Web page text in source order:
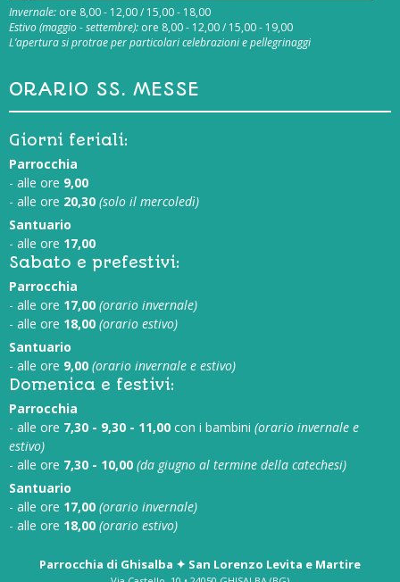
Invernale: ore 8,00 - 12,00 / 15,00 - 18,00
Estivo (maggio - settembre): ore 8,00 - 12,00 / 15,00 - 19,00
L’apertura si protrae per particolari celebrazioni e pellegrinaggi
ORARIO SS. MESSE
Giorni feriali:
Parrocchia
- alle ore 9,00
- alle ore 20,30 (solo il mercoledì)
Santuario
- alle ore 17,00
Sabato e prefestivi:
Parrocchia
- alle ore 17,00 (orario invernale)
- alle ore 18,00 (orario estivo)
Santuario
- alle ore 9,00 (orario invernale e estivo)
Domenica e festivi:
Parrocchia
- alle ore 7,30 - 9,30 - 11,00 con i bambini (orario invernale e
estivo)
- alle ore 7,30 - 10,00 (da giugno al termine della catechesi)
Santuario
- alle ore 17,00 (orario invernale)
- alle ore 18,00 (orario estivo)
Parrocchia di Ghisalba ✦ San Lorenzo Levita e Martire